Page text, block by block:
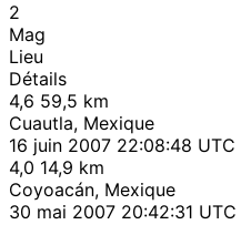
2
Mag
Lieu
Détails
4,6 59,5 km
Cuautla, Mexique
16 juin 2007 22:08:48 UTC
4,0 14,9 km
Coyoacán, Mexique
30 mai 2007 20:42:31 UTC